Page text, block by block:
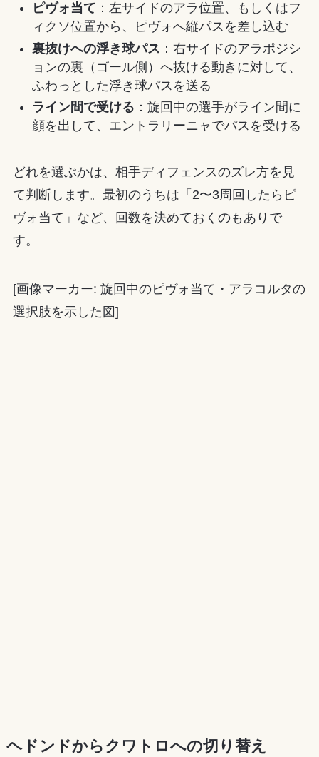
ピヴォ当て ：左サイドのアラ位置、もしくはフ
ィクソ位置から、ピヴォへ縦パスを差し込む
裏抜けへの浮き球パス ：右サイドのアラポジシ
ョンの裏（ゴール側）へ抜ける動きに対して、
ふわっとした浮き球パスを送る
ライン間で受ける ：旋回中の選手がライン間に
顔を出して、エントラリーニャでパスを受ける
どれを選ぶかは、相手ディフェンスのズレ方を見
て判断します。最初のうちは「2〜3周回したらピ
ヴォ当て」など、回数を決めておくのもありで
す。
[画像マーカー: 旋回中のピヴォ当て・アラコルタの
選択肢を示した図]
ヘドンドからクワトロへの切り替え